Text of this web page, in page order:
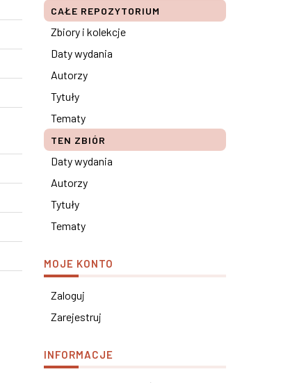
CAŁE REPOZYTORIUM
Zbiory i kolekcje
Daty wydania
Autorzy
Tytuły
Tematy
TEN ZBIÓR
Daty wydania
Autorzy
Tytuły
Tematy
MOJE KONTO
Zaloguj
Zarejestruj
INFORMACJE